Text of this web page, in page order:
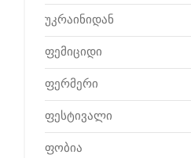
უკრაინიდან
ფემიციდი
ფერმერი
ფესტივალი
ფობია